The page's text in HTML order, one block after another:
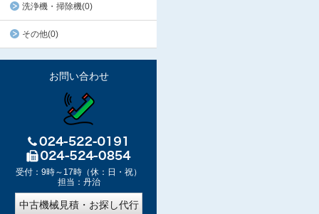
洗浄機・掃除機(0)
その他(0)
お問い合わせ
受付：9時～17時（休：日・祝）
担当：丹治
中古機械見積・お探し代行